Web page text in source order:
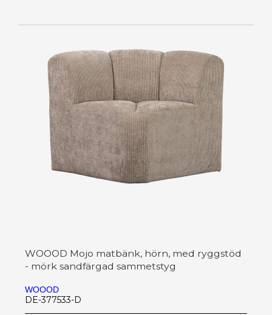
WOOOD Mojo matbänk, hörn, med ryggstöd
- mörk sandfärgad sammetstyg
WOOOD
DE-377533-D